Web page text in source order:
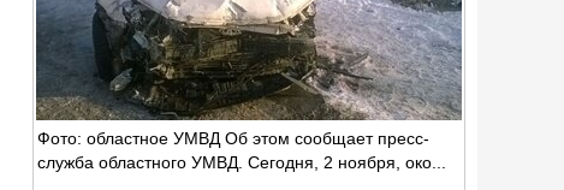
Фото: областное УМВД Об этом сообщает пресс-
служба областного УМВД. Сегодня, 2 ноября, око...